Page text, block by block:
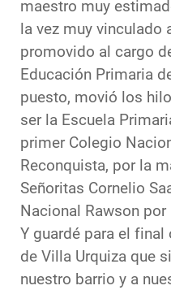
maestro muy
la vez muy
promovido al cargo
Educación Primaria
puesto, movió los
ser la Escuela
primer Colegio
Reconquista, por la
Señoritas Cornelio
Nacional Rawson por
Y guardé para el
de Villa Urquiza que
nuestro barrio y a